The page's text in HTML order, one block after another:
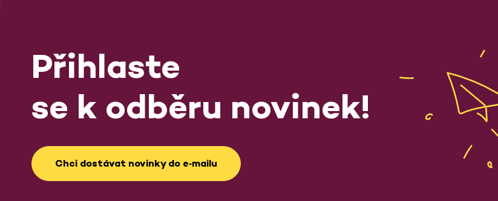
Přihlaste
se k odběru novinek!
Chci dostávat novinky do e‑mailu